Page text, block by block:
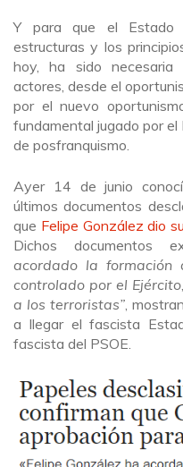
Y para que el Estado
estructuras y los
hoy, ha sido necesaria
actores, desde el
por el nuevo
fundamental jugado por
de posfranquismo.
Ayer 14 de junio
últimos documentos
que Felipe González dio
Dichos documentos
acordado la formación
controlado por el
a los terroristas” ,
a llegar el fascista
fascista del PSOE.